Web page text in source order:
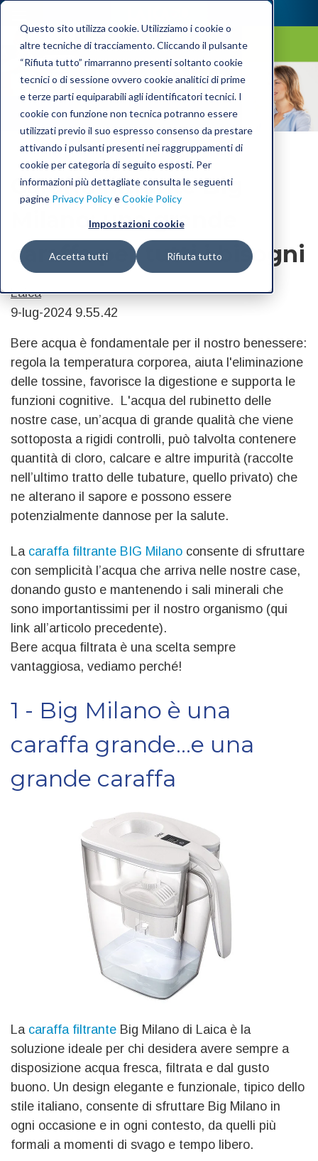
Questo sito utilizza cookie. Utilizziamo i cookie o
altre tecniche di tracciamento. Cliccando il pulsante
“Rifiuta tutto” rimarranno presenti soltanto cookie
tecnici o di sessione ovvero cookie analitici di prime
e terze parti equiparabili agli identificatori tecnici. I
cookie con funzione non tecnica potranno essere
utilizzati previo il suo espresso consenso da prestare
attivando i pulsanti presenti nei raggruppamenti di
cookie per categoria di seguito esposti. Per
informazioni più dettagliate consulta le seguenti
pagine Privacy PolicyeCookie Policy
Impostazioni cookie
Accetta tutti Rifiuta tutto
Laica Blog
Caraffa filtrante Big
Milano: una grande
caraffa per tutti i bisogni
Laica
9-lug-2024 9.55.42
Bere acqua è fondamentale per il nostro benessere:
regola la temperatura corporea, aiuta l'eliminazione
delle tossine, favorisce la digestione e supporta le
funzioni cognitive. L'acqua del rubinetto delle
nostre case, un’acqua di grande qualità che viene
sottoposta a rigidi controlli, può talvolta contenere
quantità di cloro, calcare e altre impurità (raccolte
nell’ultimo tratto delle tubature, quello privato) che
ne alterano il sapore e possono essere
potenzialmente dannose per la salute.
La caraffa filtrante BIG Milano consente di sfruttare
con semplicità l’acqua che arriva nelle nostre case,
donando gusto e mantenendo i sali minerali che
sono importantissimi per il nostro organismo (qui
link all’articolo precedente).
Bere acqua filtrata è una scelta sempre
vantaggiosa, vediamo perché!
1 - Big Milano è una
caraffa grande...e una
grande caraffa
La caraffa filtrante Big Milano di Laica è la
soluzione ideale per chi desidera avere sempre a
disposizione acqua fresca, filtrata e dal gusto
buono. Un design elegante e funzionale, tipico dello
stile italiano, consente di sfruttare Big Milano in
ogni occasione e in ogni contesto, da quelli più
formali a momenti di svago e tempo libero.